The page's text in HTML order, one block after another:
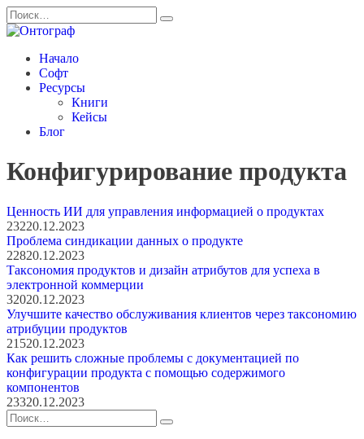
Перейти
к
содержанию
Search
for:
Начало
Софт
Ресурсы
Книги
Кейсы
Блог
Конфигурирование продукта
Ценность ИИ для управления информацией о продуктах
23220.12.2023
Проблема синдикации данных о продукте
22820.12.2023
Таксономия продуктов и дизайн атрибутов для успеха в
электронной коммерции
32020.12.2023
Улучшите качество обслуживания клиентов через таксономию
атрибуции продуктов
21520.12.2023
Как решить сложные проблемы с документацией по
конфигурации продукта с помощью содержимого
компонентов
23320.12.2023
Search
for: